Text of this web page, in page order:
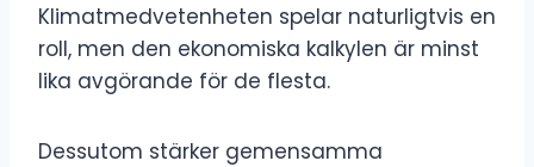
Klimatmedvetenheten spelar naturligtvis en
roll, men den ekonomiska kalkylen är minst
lika avgörande för de flesta.
Dessutom stärker gemensamma